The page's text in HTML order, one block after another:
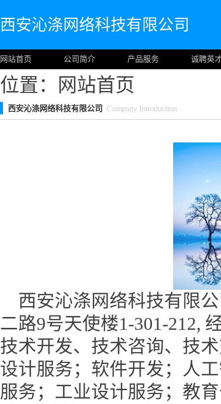
西安沁涤网络科技有限公司
网站首页 公司简介 产品服务 诚聘英
位置： 网站首页
西安沁涤网络科技有限公司 Company Introduction
西安沁涤网络科技有限
二路9号天使楼1-301-212,
技术开发、技术咨询、技
设计服务；软件开发；人
服务；工业设计服务；教